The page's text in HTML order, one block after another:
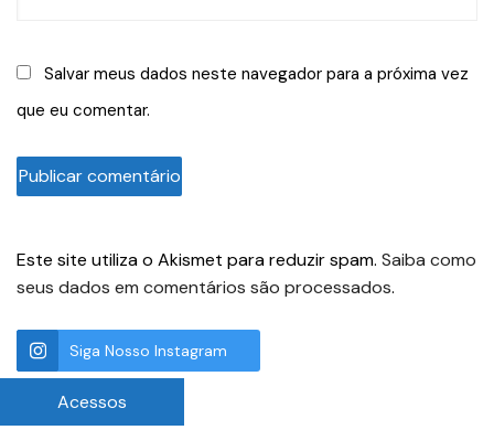
Salvar meus dados neste navegador para a próxima vez
que eu comentar.
Este site utiliza o Akismet para reduzir spam. Saiba como
seus dados em comentários são processados.
Siga Nosso Instagram
Acessos